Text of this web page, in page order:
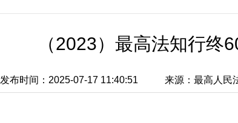
（2023）最高法知行终
发布时间：2025-07-17 11:40:51 来源：最高人民